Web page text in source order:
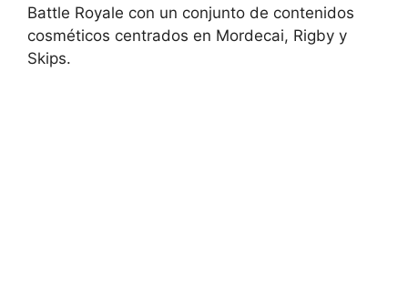
Battle Royale con un conjunto de contenidos
cosméticos centrados en Mordecai, Rigby y
Skips.